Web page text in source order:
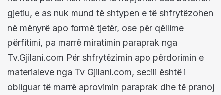
gjetiu, e as nuk mund të shtypen e të shfrytëzohen
në mënyrë apo formë tjetër, ose për qëllime
përfitimi, pa marrë miratimin paraprak nga
Tv.Gjilani.com Për shfrytëzimin apo përdorimin e
materialeve nga Tv Gjilani.com, secili është i
obliguar të marrë aprovimin paraprak dhe të pranoj